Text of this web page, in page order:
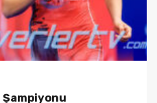
Şampiyonu